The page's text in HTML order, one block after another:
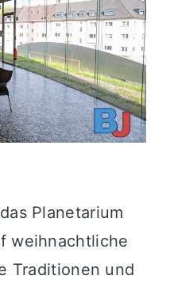
Planetarium
weihnachtliche
Traditionen und